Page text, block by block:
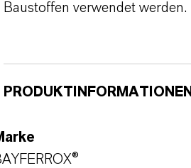
Baustoffen verwendet werden.
PRODUKTINFORMATIONEN